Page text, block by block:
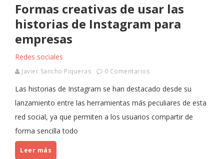
Formas creativas de usar las
historias de Instagram para
empresas
Redes sociales
Javier Sancho Piqueras 0 Comentarios
Las historias de Instagram se han destacado desde su
lanzamiento entre las herramientas más peculiares de esta
red social, ya que permiten a los usuarios compartir de
forma sencilla todo
Leer más